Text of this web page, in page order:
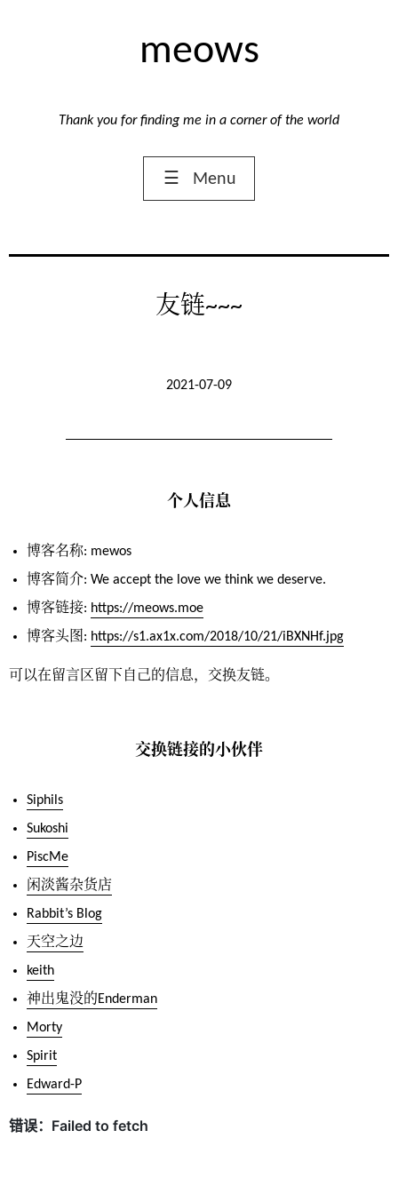
meows
Thank you for finding me in a corner of the world
☰ Menu
友链~~~
2021-07-09
个人信息
博客名称: mewos
博客简介: We accept the love we think we deserve.
博客链接: https://meows.moe
博客头图: https://s1.ax1x.com/2018/10/21/iBXNHf.jpg
可以在留言区留下自己的信息，交换友链。
交换链接的小伙伴
Siphils
Sukoshi
PiscMe
闲淡酱杂货店
Rabbit’s Blog
天空之边
keith
神出鬼没的Enderman
Morty
Spirit
Edward-P